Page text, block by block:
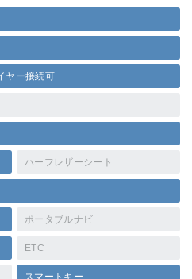
ヤー接続可
ハーフレザーシート
ポータブルナビ
ETC
スマートキー